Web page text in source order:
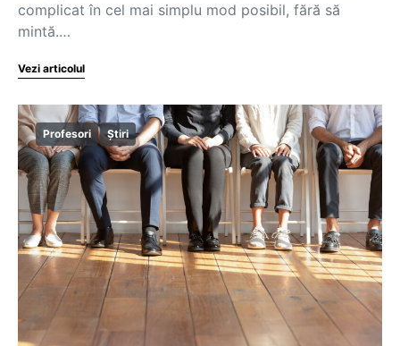
complicat în cel mai simplu mod posibil, fără să
mintă.…
Vezi articolul
Profesori Știri